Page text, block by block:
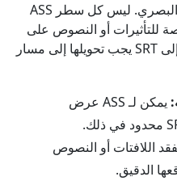
ASS هو تنسيق للأحداث والتنسيق البصري. ليس كل سطر ASS
للتأثيرات أو النصوص على
الشاشة أو التخطيط. عند التصدير إلى SRT يجب تحويلها إلى مسار
يمكن لـ ASS عرض
اللافتات أو النصوص
الدقيق.